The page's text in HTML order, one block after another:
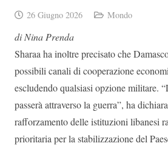
26 Giugno 2026 Mondo
di Nina Prenda
Sharaa ha inoltre precisato che
possibili canali di cooperazione
escludendo qualsiasi opzione militare.
passerà attraverso la guerra”, ha
rafforzamento delle istituzioni libanesi
prioritaria per la stabilizzazione del